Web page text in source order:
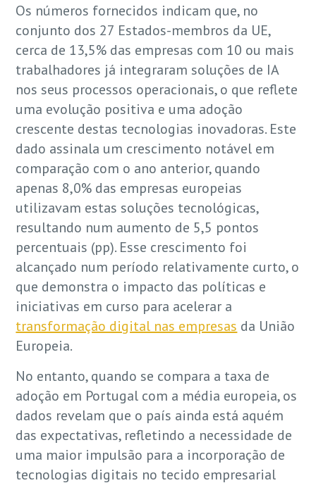
Os números fornecidos indicam que, no
conjunto dos 27 Estados-membros da UE,
cerca de 13,5% das empresas com 10 ou mais
trabalhadores já integraram soluções de IA
nos seus processos operacionais, o que reflete
uma evolução positiva e uma adoção
crescente destas tecnologias inovadoras. Este
dado assinala um crescimento notável em
comparação com o ano anterior, quando
apenas 8,0% das empresas europeias
utilizavam estas soluções tecnológicas,
resultando num aumento de 5,5 pontos
percentuais (pp). Esse crescimento foi
alcançado num período relativamente curto, o
que demonstra o impacto das políticas e
iniciativas em curso para acelerar a
transformação digital nas empresas da União
Europeia.
No entanto, quando se compara a taxa de
adoção em Portugal com a média europeia, os
dados revelam que o país ainda está aquém
das expectativas, refletindo a necessidade de
uma maior impulsão para a incorporação de
tecnologias digitais no tecido empresarial